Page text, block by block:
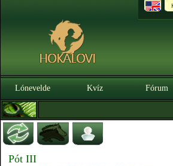
Lónevelde Kvíz Fórum
Pót III